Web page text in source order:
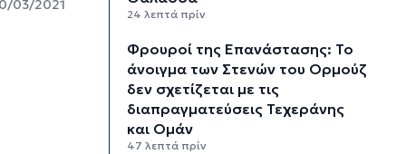
03/2021
24 λεπτά πρίν
Φρουροί της Επανάστασης: Το
άνοιγμα των Στενών του Ορμούζ
δεν σχετίζεται με τις
διαπραγματεύσεις Τεχεράνης
και Ομάν
47 λεπτά πρίν